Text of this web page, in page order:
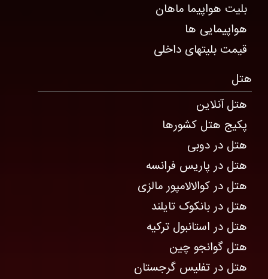
بلیت هواپیما ماهان
هواپیمایی ها
قیمت بلیتهای داخلی
هتل
هتل آنلاین
پکیج هتل کشورها
هتل در دوبی
هتل در پاریس فرانسه
هتل در کوالالامپور مالزی
هتل در بانکوک تایلند
هتل در استانبول ترکیه
هتل گوانجو چین
هتل در تفلیس گرجستان